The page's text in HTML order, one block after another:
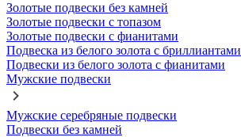
Золотые подвески без камней
Золотые подвески с топазом
Золотые подвески с фианитами
Подвеска из белого золота с бриллиантами
Подвески из белого золота с фианитами
Мужские подвески
Мужские серебряные подвески
Подвески без камней